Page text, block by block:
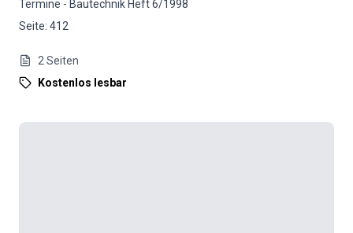
Termine - Bautechnik Heft6/1998
Seite: 412
2 Seiten
Kostenlos lesbar